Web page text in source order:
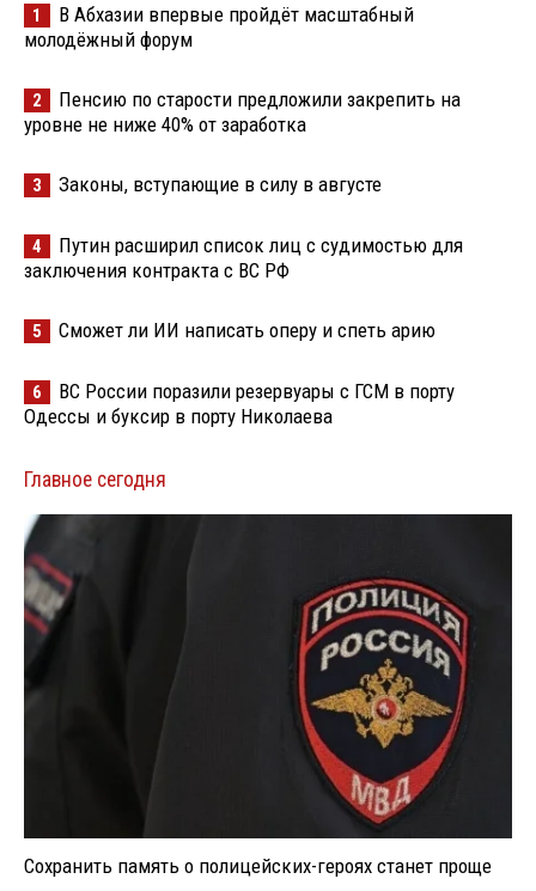
1
В Абхазии впервые пройдёт масштабный
молодёжный форум
2
Пенсию по старости предложили закрепить на
уровне не ниже 40% от заработка
3 Законы, вступающие в силу в августе
4
Путин расширил список лиц с судимостью для
заключения контракта с ВС РФ
5 Сможет ли ИИ написать оперу и спеть арию
6
ВС России поразили резервуары с ГСМ в порту
Одессы и буксир в порту Николаева
Главное сегодня
Сохранить память о полицейских-героях станет проще